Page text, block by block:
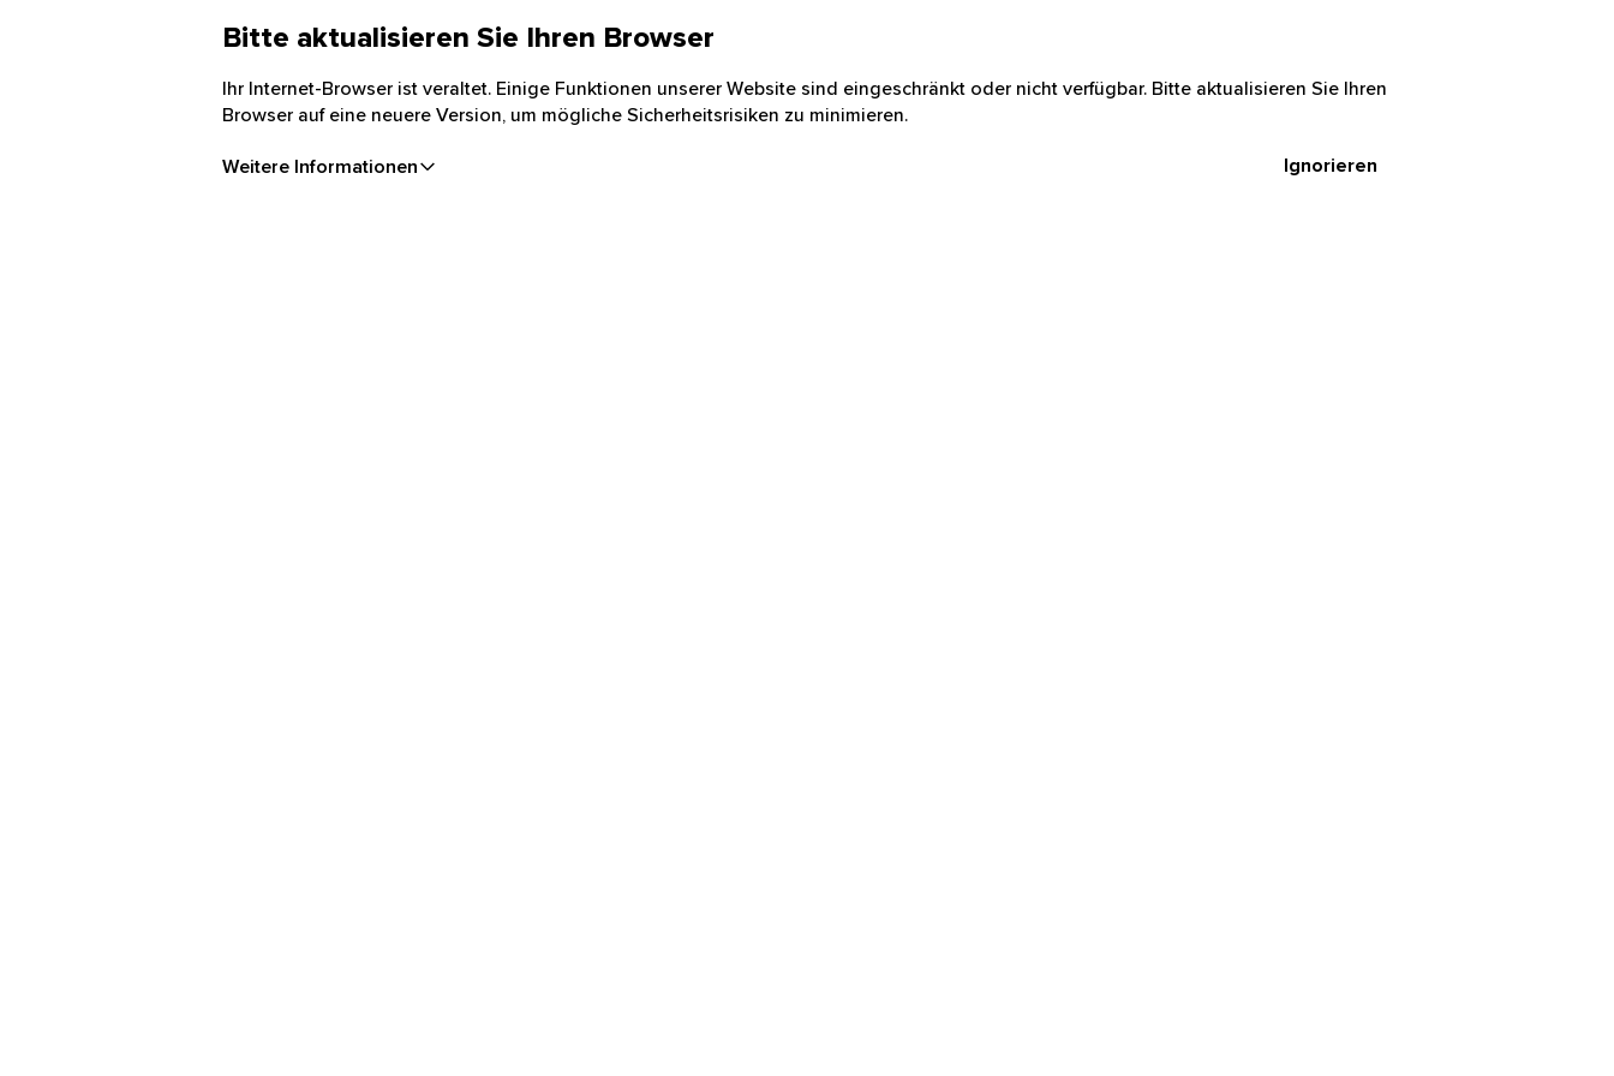
Bitte aktualisieren Sie Ihren Browser
Ihr Internet-Browser ist veraltet. Einige Funktionen unserer Website sind eingeschränkt oder nicht verfügbar. Bitte aktualisieren Sie Ihren
Browser auf eine neuere Version, um mögliche Sicherheitsrisiken zu minimieren.
Weitere Informationen Ignorieren